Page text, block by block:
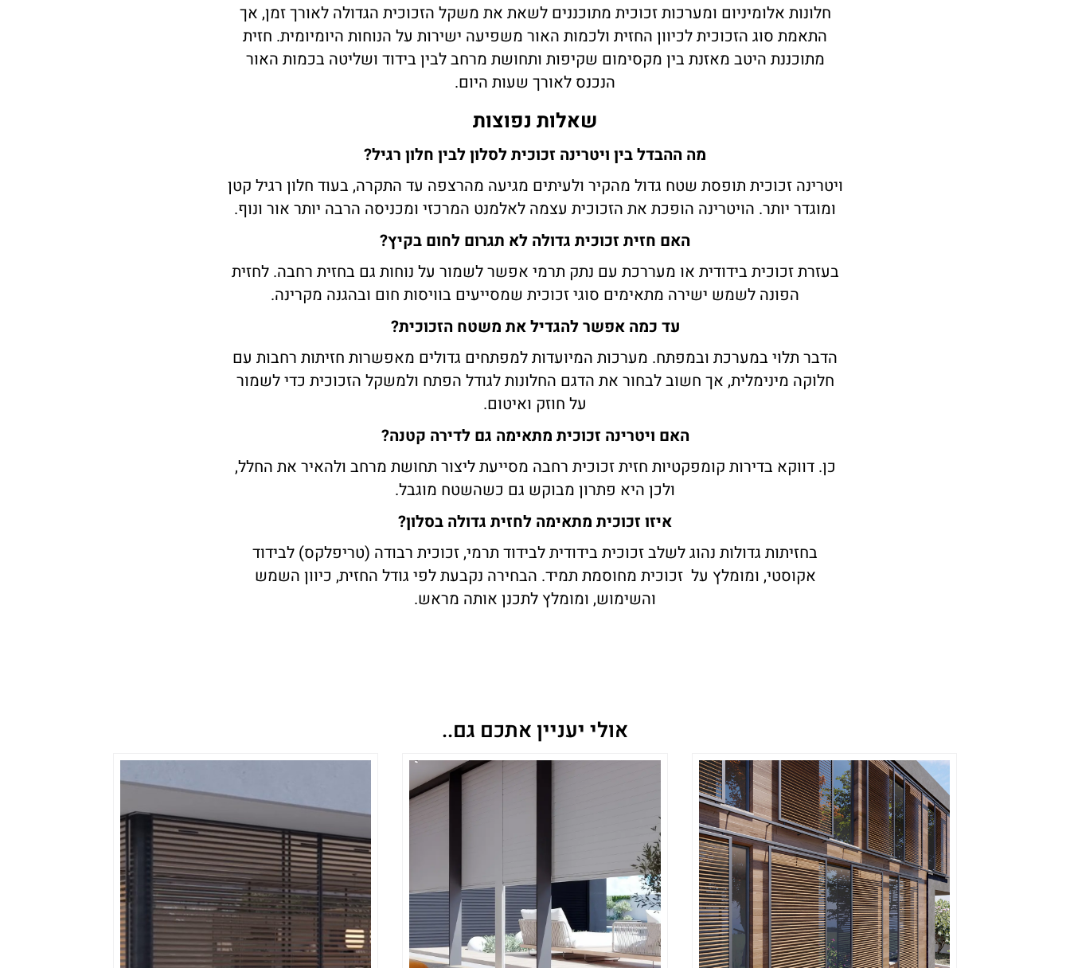
חלונות אלומיניום ומערכות זכוכית מתוכננים לשאת את משקל הזכוכית הגדולה לאורך זמן, אך
התאמת סוג הזכוכית לכיוון החזית ולכמות האור משפיעה ישירות על הנוחות היומיומית. חזית
מתוכננת היטב מאזנת בין מקסימום שקיפות ותחושת מרחב לבין בידוד ושליטה בכמות האור
הנכנס לאורך שעות היום.
שאלות נפוצות
מה ההבדל בין ויטרינה זכוכית לסלון לבין חלון רגיל?
ויטרינה זכוכית תופסת שטח גדול מהקיר ולעיתים מגיעה מהרצפה עד התקרה, בעוד חלון רגיל קטן
ומוגדר יותר. הויטרינה הופכת את הזכוכית עצמה לאלמנט המרכזי ומכניסה הרבה יותר אור ונוף.
האם חזית זכוכית גדולה לא תגרום לחום בקיץ?
בעזרת זכוכית בידודית או מעררכת עם נתק תרמי אפשר לשמור על נוחות גם בחזית רחבה. לחזית
הפונה לשמש ישירה מתאימים סוגי זכוכית שמסייעים בוויסות חום ובהגנה מקרינה.
עד כמה אפשר להגדיל את משטח הזכוכית?
הדבר תלוי במערכת ובמפתח. מערכות המיועדות למפתחים גדולים מאפשרות חזיתות רחבות עם
חלוקה מינימלית, אך חשוב לבחור את הדגם החלונות לגודל הפתח ולמשקל הזכוכית כדי לשמור
על חוזק ואיטום.
האם ויטרינה זכוכית מתאימה גם לדירה קטנה?
כן. דווקא בדירות קומפקטיות חזית זכוכית רחבה מסייעת ליצור תחושת מרחב ולהאיר את החלל,
ולכן היא פתרון מבוקש גם כשהשטח מוגבל.
איזו זכוכית מתאימה לחזית גדולה בסלון?
בחזיתות גדולות נהוג לשלב זכוכית בידודית לבידוד תרמי, זכוכית רבודה (טריפלקס) לבידוד
אקוסטי, ומומלץ על זכוכית מחוסמת תמיד. הבחירה נקבעת לפי גודל החזית, כיוון השמש
והשימוש, ומומלץ לתכנן אותה מראש.
אולי יעניין אתכם גם..